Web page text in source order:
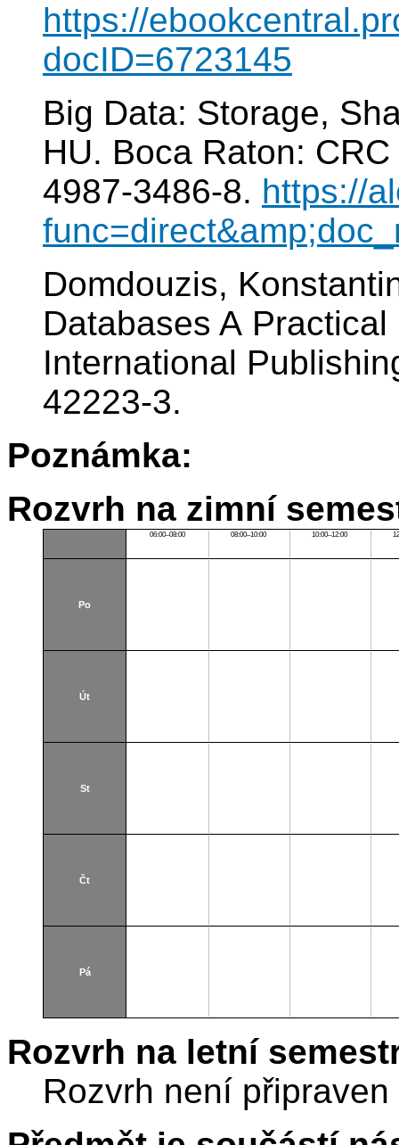
https://
docID=6723145
Big Data: Storage,
HU. Boca Raton:
4987-3486-8. https://
Domdouzis,
Databases A
International
42223-3.
Poznámka:
Rozvrh na zimní
06:00–08:00 08:00–10:00 10:00–12:00
Po
Út
St
Čt
Pá
Rozvrh na letní
Rozvrh není připraven